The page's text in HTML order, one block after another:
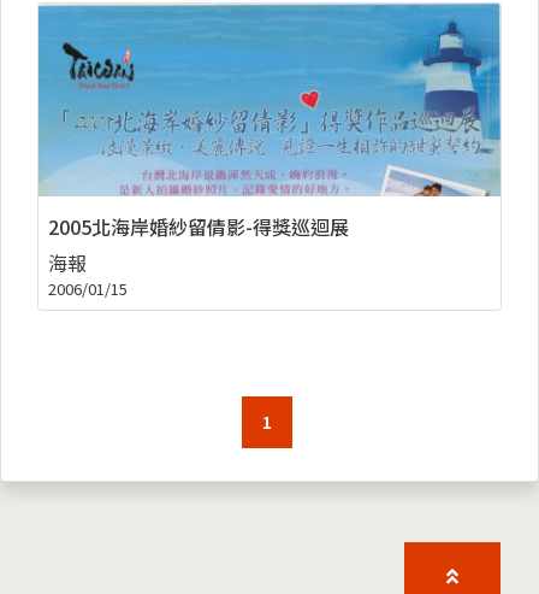
2005北海岸婚紗留倩影-得獎巡迴展
海報
2006/01/15
1